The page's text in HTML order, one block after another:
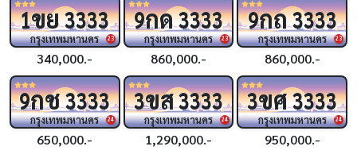
23
1ขย3333
กรุงเทพมหานคร
340,000.-
23
9กด3333
กรุงเทพมหานคร
860,000.-
23
9กถ3333
กรุงเทพมหานคร
860,000.-
24
9กช3333
กรุงเทพมหานคร
650,000.-
24
3ขส3333
กรุงเทพมหานคร
1,290,000.-
24
3ขศ3333
กรุงเทพมหานคร
950,000.-